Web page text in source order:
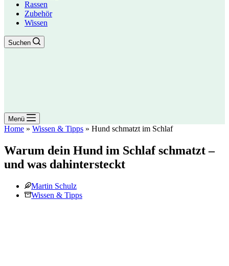
Rassen
Zubehör
Wissen
Suchen
Menü
Home » Wissen & Tipps » Hund schmatzt im Schlaf
Warum dein Hund im Schlaf schmatzt –
und was dahintersteckt
Martin Schulz
Wissen & Tipps